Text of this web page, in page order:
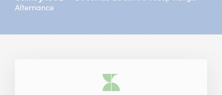
Alternance